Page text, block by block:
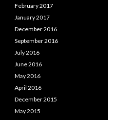
February 2017
January 2017
December 2016
September 2016
July 2016
June 2016
May 2016
April 2016
December 2015
May 2015